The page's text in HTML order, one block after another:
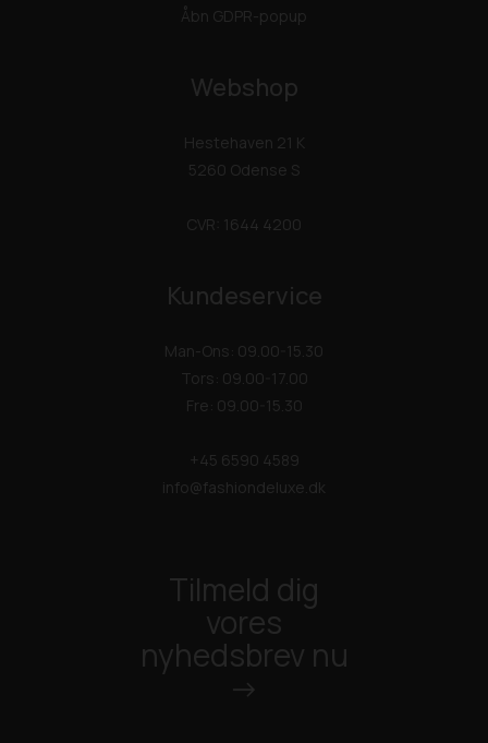
Åbn GDPR-popup
Webshop
Hestehaven 21 K
5260 Odense S
CVR: 1644 4200
Kundeservice
Man-Ons: 09.00-15.30
Tors: 09.00-17.00
Fre: 09.00-15.30
+45 6590 4589
info@fashiondeluxe.dk
Tilmeld dig
vores
nyhedsbrev nu
->